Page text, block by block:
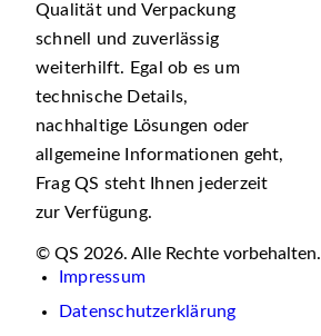
Qualität und Verpackung
schnell und zuverlässig
weiterhilft. Egal ob es um
technische Details,
nachhaltige Lösungen oder
allgemeine Informationen geht,
Frag QS steht Ihnen jederzeit
zur Verfügung.
© QS 2026. Alle Rechte vorbehalten.
Impressum
Datenschutzerklärung